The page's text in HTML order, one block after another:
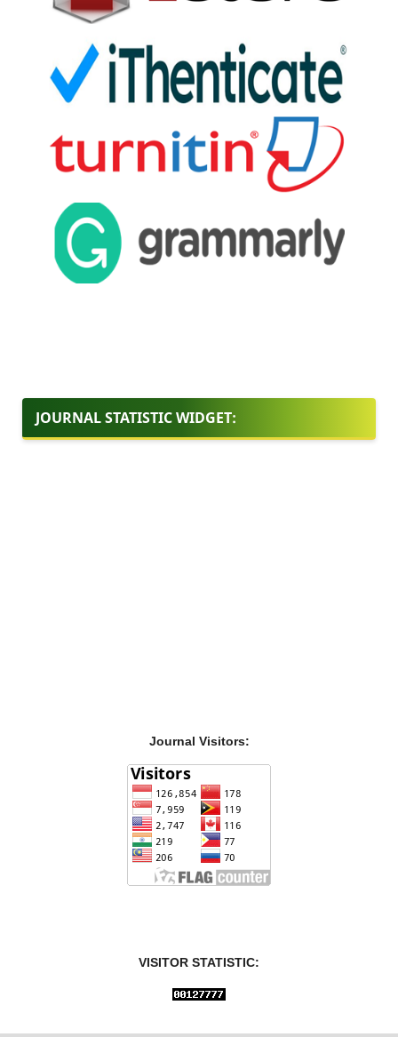
JOURNAL STATISTIC WIDGET:
Journal Visitors:
VISITOR STATISTIC: